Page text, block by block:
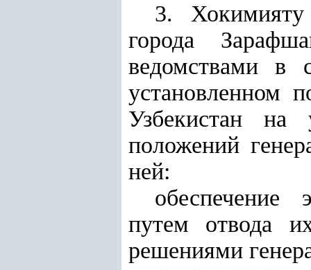
3. Хокимияту
города
ведомствами в
установленном
Узбекистан на
положений
ней:
обеспечение
путем отвода
решениями